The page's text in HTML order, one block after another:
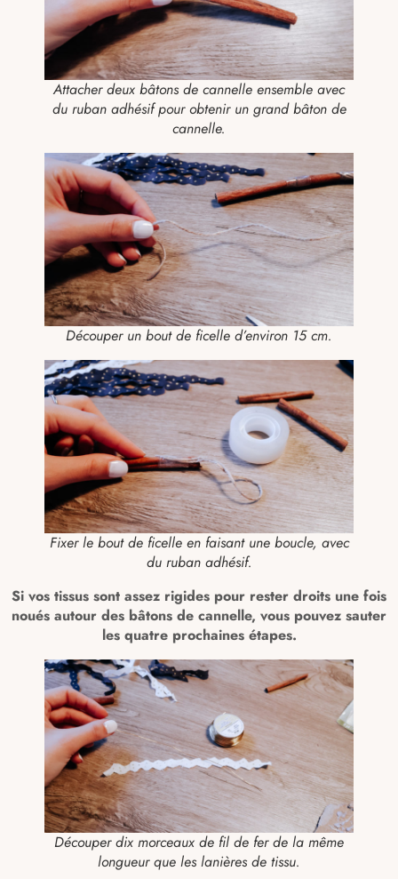
Attacher deux bâtons de cannelle ensemble avec
du ruban adhésif pour obtenir un grand bâton de
cannelle.
Découper un bout de ficelle d’environ 15 cm.
Fixer le bout de ficelle en faisant une boucle, avec
du ruban adhésif.
Si vos tissus sont assez rigides pour rester droits une fois
noués autour des bâtons de cannelle, vous pouvez sauter
les quatre prochaines étapes.
Découper dix morceaux de fil de fer de la même
longueur que les lanières de tissu.